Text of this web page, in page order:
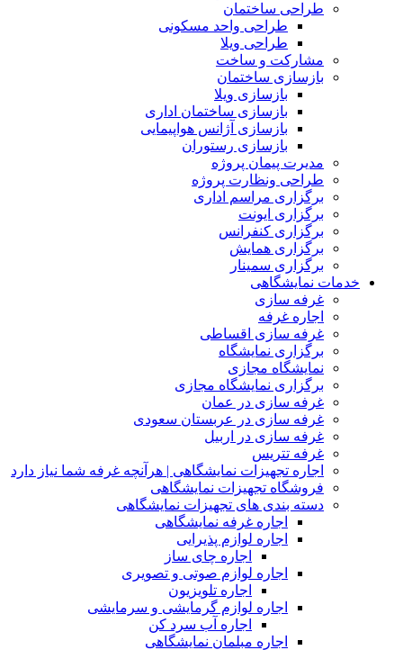
طراحی ساختمان
طراحی واحد مسکونی
طراحی ویلا
مشارکت و ساخت
بازسازی ساختمان
بازسازی ویلا
بازسازی ساختمان اداری
بازسازی آژانس هواپیمایی
بازسازی رستوران
مدیرت پیمان پروژه
طراحی ونظارت پروژه
برگزاری مراسم اداری
برگزاری ایونت
برگزاری کنفرانس
برگزاری همایش
برگزاری سمینار
خدمات نمایشگاهی
غرفه سازی
اجاره غرفه
غرفه سازی اقساطی
برگزاری نمایشگاه
نمایشگاه مجازی
برگزاری نمایشگاه مجازی
غرفه سازی در عمان
غرفه سازی در عربستان سعودی
غرفه سازی در اربیل
غرفه تتریس
اجاره تجهیزات نمایشگاهی | هرآنچه غرفه شما نیاز دارد
فروشگاه تجهیزات نمایشگاهی
دسته بندی های تجهیزات نمایشگاهی
اجاره غرفه نمایشگاهی
اجاره لوازم پذیرایی
اجاره چای ساز
اجاره لوازم صوتی و تصویری
اجاره تلویزیون
اجاره لوازم گرمایشی و سرمایشی
اجاره آب سرد کن
اجاره مبلمان نمایشگاهی